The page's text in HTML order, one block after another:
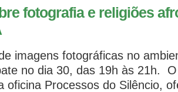
fotografia e religiões
imagens fotográficas no
no dia 30, das 19h às 21h.
oficina Processos do Silêncio,